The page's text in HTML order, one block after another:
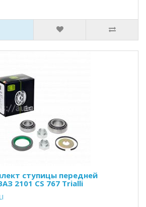
ступицы передней
2101 CS 767 Trialli